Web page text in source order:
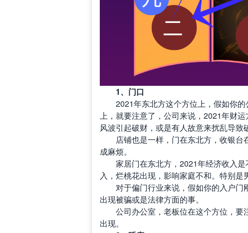
1、门口
2021年东北方这个方位上，假如你
上，就要注意了，公司来说， 2021年财运
风波引起破财，或是有人故意来扰乱导致
店铺也是一样，门在东北方，收银
成麻烦。
家居门在东北方， 2021年经济收入
入，烂桃花出现，影响家庭不和。特别是
对于偏门行业来说，假如你的入户门
出现被骗或是法律方面的事。
公司办公室，老板位在这个方位，
出现。